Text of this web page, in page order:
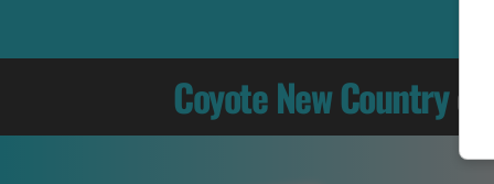
Coyote New Country